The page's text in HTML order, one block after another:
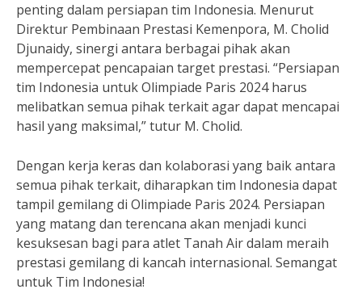
penting dalam persiapan tim Indonesia. Menurut
Direktur Pembinaan Prestasi Kemenpora, M. Cholid
Djunaidy, sinergi antara berbagai pihak akan
mempercepat pencapaian target prestasi. “Persiapan
tim Indonesia untuk Olimpiade Paris 2024 harus
melibatkan semua pihak terkait agar dapat mencapai
hasil yang maksimal,” tutur M. Cholid.
Dengan kerja keras dan kolaborasi yang baik antara
semua pihak terkait, diharapkan tim Indonesia dapat
tampil gemilang di Olimpiade Paris 2024. Persiapan
yang matang dan terencana akan menjadi kunci
kesuksesan bagi para atlet Tanah Air dalam meraih
prestasi gemilang di kancah internasional. Semangat
untuk Tim Indonesia!